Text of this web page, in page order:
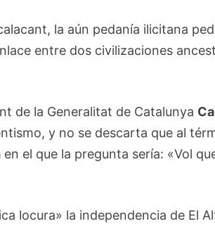
la aún pedanía ilicitana
entre dos civilizaciones
de la Generalitat de Catalunya
y no se descarta que al
en el que la pregunta sería: «Vol
locura» la independencia de El